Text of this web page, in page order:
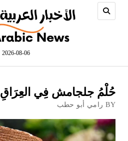
2026-08-06
حُلْمُ جلجامش فِي العِرَاقِ
BY رامي أبو حطب